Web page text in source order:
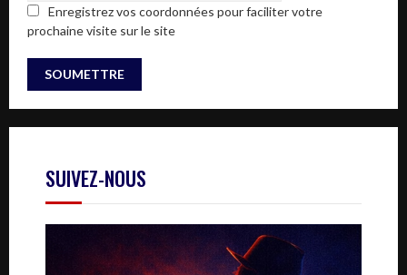
Enregistrez vos coordonnées pour faciliter votre
prochaine visite sur le site
SUIVEZ-NOUS